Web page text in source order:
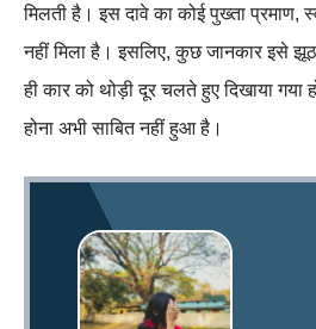
मिलती है। इस दावे का कोई पुख्ता प्रमाण,
नहीं मिला है। इसलिए, कुछ जानकार इसे
ही कार को थोड़ी दूर चलते हुए दिखाया
होना अभी साबित नहीं हुआ है।